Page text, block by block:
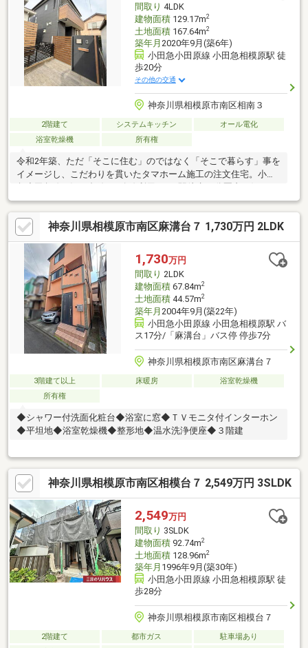
間取り 4LDK
建物面積129.17m2
土地面積167.64m2
築年月 2020年9月(築6年)
小田急小田原線 小田急相模原駅 徒
歩20分
その他の交通
神奈川県相模原市南区相南３
2階建て システムキッチン
オール電化
浴室乾燥機
所有権
令和2年築、ただ「そこに住む」のではなく「そこで暮らす」事を
イメージし、こだわりを貫いたタマホーム施工の注文住宅。小田
セス。4LDK＋書斎にバルコニー2面＆ウッドデッキ付き。全居室
収納・SIC・廊下収納など豊富な収納力も魅力。ダークウッドで統
一した上質な空間と、徒歩10分圏内に小学校・保育園・公園が揃
う住環境を兼ね備えた一邸です。※住み替えの為、引渡日は2027
年3月末以降となります。※現況と図面に相違がある場合は現況を
優先とします
神奈川県相模原市南区麻溝台７ 1,730万円 2LDK
1,730万円
間取り 2LDK
建物面積67.84m2
土地面積44.57m2
築年月 2004年9月(築22年)
小田急小田原線 小田急相模原駅 バ
ス17分/「麻溝台」バス停 停歩7分
神奈川県相模原市南区麻溝台７
3階建て以上 床暖房
浴室乾燥機
所有権
◆シャワー付洗面化粧台◆浴室に窓◆ＴＶモニタ付インターホン
◆平坦地◆浴室乾燥機◆整形地◆温水洗浄便座◆３階建
神奈川県相模原市南区相模台７ 2,549万円 3SLDK
2,549万円
間取り 3SLDK
建物面積92.74m2
土地面積128.96m2
築年月 1996年9月(築30年)
小田急小田原線 小田急相模原駅 徒
歩28分
神奈川県相模原市南区相模台７
2階建て 都市ガス
駐車場あり